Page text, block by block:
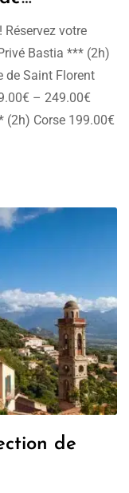
votre
Bastia *** (2h)
de Saint Florent
– 249.00€
(2h) Corse 199.00€
de